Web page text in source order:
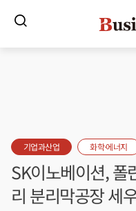
기업과산업 화학·에너지
SK이노베이션, 폴
리 분리막공장 세